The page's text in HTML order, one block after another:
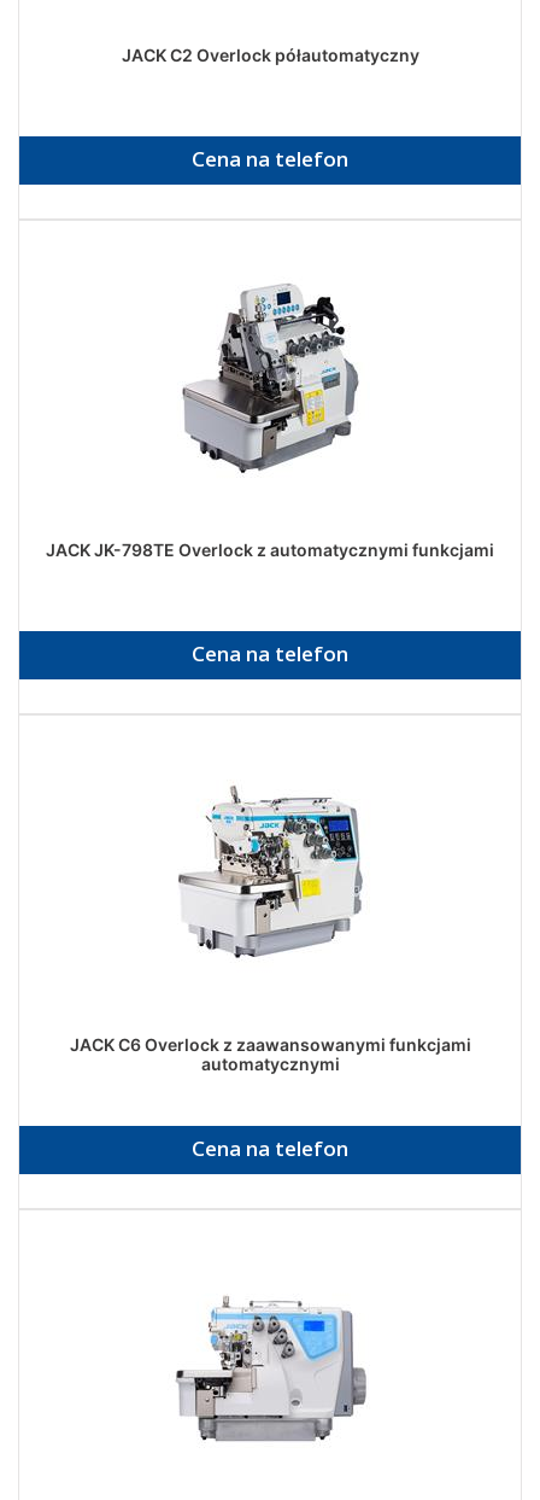
JACK C2 Overlock półautomatyczny
Cena na telefon
JACK JK-798TE Overlock z automatycznymi funkcjami
Cena na telefon
JACK C6 Overlock z zaawansowanymi funkcjami
automatycznymi
Cena na telefon